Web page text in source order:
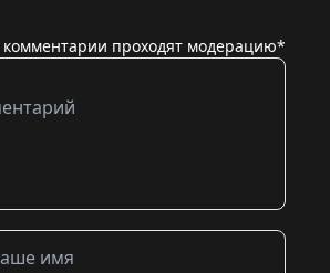
комментарии проходят модерацию*